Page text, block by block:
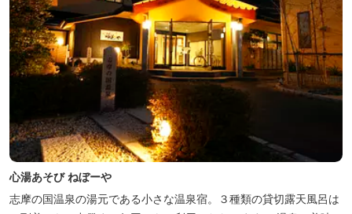
心湯あそび ねぼーや
志摩の国温泉の湯元である小さな温泉宿。３種類の貸切露天風呂は